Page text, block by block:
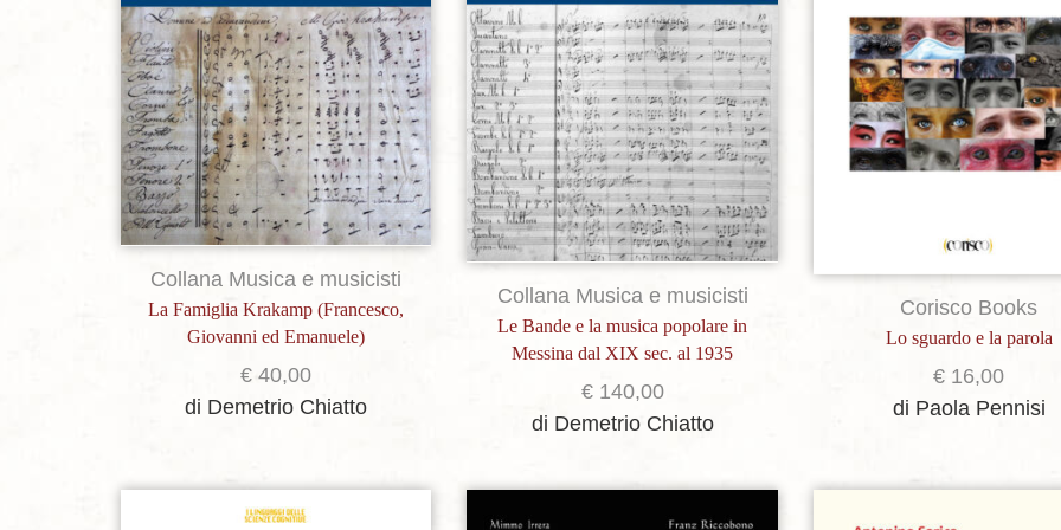
Collana Musica e musicisti
La Famiglia Krakamp (Francesco,
Giovanni ed Emanuele)
€ 40,00
di Demetrio Chiatto
Collana Musica e musicisti
Le Bande e la musica popolare in
Messina dal XIX sec. al 1935
€140,00
di Demetrio Chiatto
Corisco Books
Lo sguardo e la parola
€ 16,00
di Paola Pennisi